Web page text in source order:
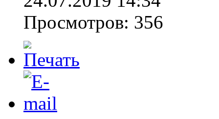
Просмотров: 356